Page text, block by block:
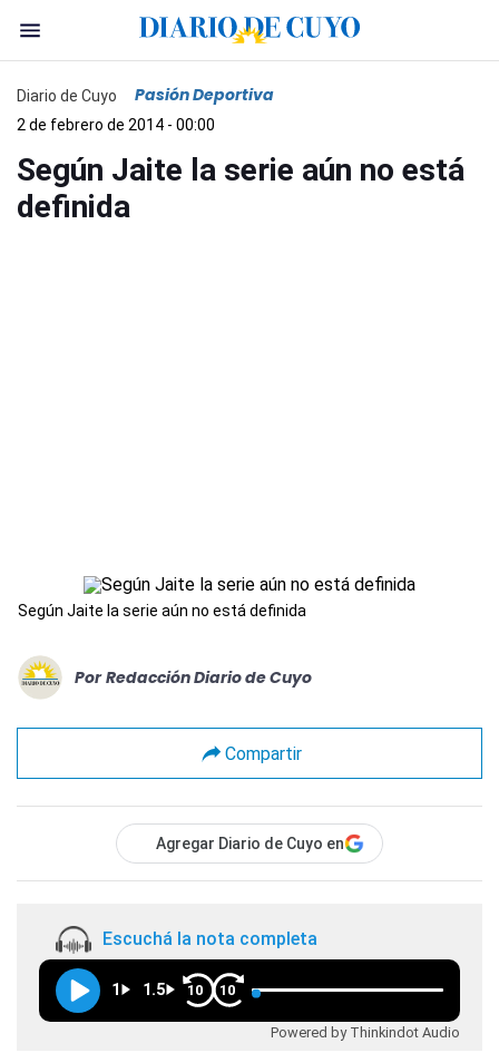
Diario de Cuyo Pasión Deportiva
2 de febrero de 2014 - 00:00
Según Jaite la serie aún no está
definida
Según Jaite la serie aún no está definida
Por Redacción Diario de Cuyo
Compartir
Agregar Diario de Cuyo en
Escuchá la nota completa
1 1.5 10 10
Powered by Thinkindot Audio